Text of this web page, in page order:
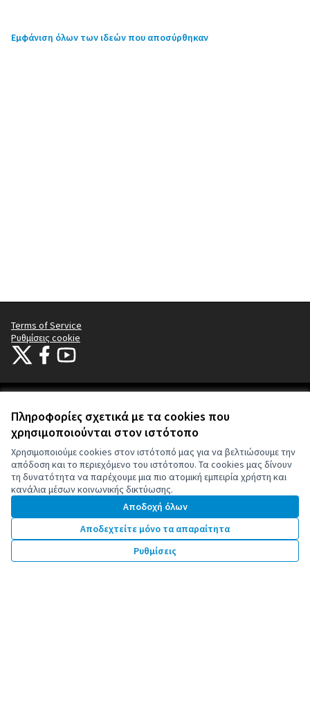
Πληροφορίες σχετικά με τα cookies που
χρησιμοποιούνται στον ιστότοπο
Χρησιμοποιούμε cookies στον ιστότοπό μας για να βελτιώσουμε την
απόδοση και το περιεχόμενο του ιστότοπου. Τα cookies μας δίνουν
τη δυνατότητα να παρέχουμε μια πιο ατομική εμπειρία χρήστη και
κανάλια μέσων κοινωνικής δικτύωσης.
Αποδοχή όλων
Αποδεχτείτε μόνο τα απαραίτητα
Ρυθμίσεις
Εμφάνιση όλων των ιδεών που αποσύρθηκαν
Terms of Service
Ρυθμίσεις cookie
Citizens Participation Portal at X
Ο οργανισμός Citizens Participation Portal στο Facebook
Ο οργανισμός Citizens Participation Portal στο YouTube
(Εξωτερική σύνδεση)
Ιστότοπος που έχει κατασκευαστεί μεδωρεάν λογισμικό
Συγχρηματοδοτείται από την Ευρωπαϊκή
Ένωση. Οι απόψεις και οι γνώμες που
εκφράζονται είναι ωστόσο μόνο αυτές του/
των συγγραφέα/συγγραφέων και δεν
αντικατοπτρίζουν απαραίτητα εκείνες της
Ευρωπαϊκής Ένωσης. Ούτε η Ευρωπαϊκή